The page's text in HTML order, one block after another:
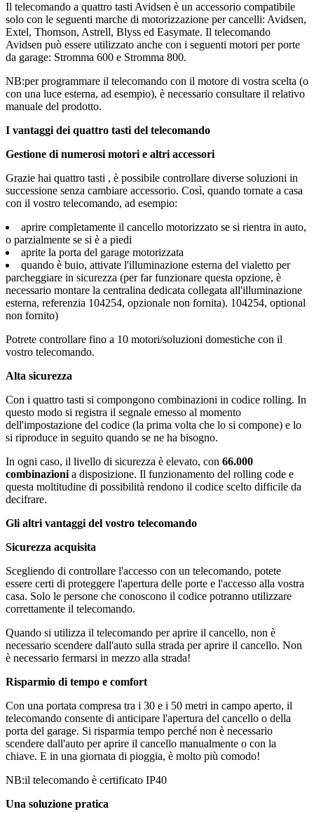
Il telecomando a quattro tasti Avidsen è un accessorio compatibile
solo con le seguenti marche di motorizzazione per cancelli: Avidsen,
Extel, Thomson, Astrell, Blyss ed Easymate. Il telecomando
Avidsen può essere utilizzato anche con i seguenti motori per porte
da garage: Stromma 600 e Stromma 800.
NB:per programmare il telecomando con il motore di vostra scelta (o
con una luce esterna, ad esempio), è necessario consultare il relativo
manuale del prodotto.
I vantaggi dei quattro tasti del telecomando
Gestione di numerosi motori e altri accessori
Grazie hai quattro tasti , è possibile controllare diverse soluzioni in
successione senza cambiare accessorio. Così, quando tornate a casa
con il vostro telecomando, ad esempio:
aprire completamente il cancello motorizzato se si rientra in auto,
o parzialmente se si è a piedi
aprite la porta del garage motorizzata
quando è buio, attivate l'illuminazione esterna del vialetto per
parcheggiare in sicurezza (per far funzionare questa opzione, è
necessario montare la centralina dedicata collegata all'illuminazione
esterna, referenzia 104254, opzionale non fornita). 104254, optional
non fornito)
Potrete controllare fino a 10 motori/soluzioni domestiche con il
vostro telecomando.
Alta sicurezza
Con i quattro tasti si compongono combinazioni in codice rolling. In
questo modo si registra il segnale emesso al momento
dell'impostazione del codice (la prima volta che lo si compone) e lo
si riproduce in seguito quando se ne ha bisogno.
In ogni caso, il livello di sicurezza è elevato, con 66.000
combinazioni a disposizione. Il funzionamento del rolling code e
questa moltitudine di possibilità rendono il codice scelto difficile da
decifrare.
Gli altri vantaggi del vostro telecomando
Sicurezza acquisita
Scegliendo di controllare l'accesso con un telecomando, potete
essere certi di proteggere l'apertura delle porte e l'accesso alla vostra
casa. Solo le persone che conoscono il codice potranno utilizzare
correttamente il telecomando.
Quando si utilizza il telecomando per aprire il cancello, non è
necessario scendere dall'auto sulla strada per aprire il cancello. Non
è necessario fermarsi in mezzo alla strada!
Risparmio di tempo e comfort
Con una portata compresa tra i 30 e i 50 metri in campo aperto, il
telecomando consente di anticipare l'apertura del cancello o della
porta del garage. Si risparmia tempo perché non è necessario
scendere dall'auto per aprire il cancello manualmente o con la
chiave. E in una giornata di pioggia, è molto più comodo!
NB:il telecomando è certificato IP40
Una soluzione pratica